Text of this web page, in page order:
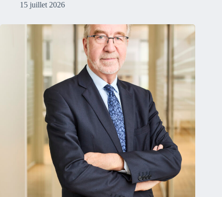
15 juillet 2026